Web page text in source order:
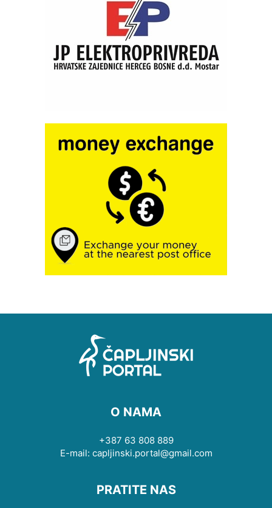
O NAMA
+387 63 808 889
E-mail: capljinski.portal@gmail.com
PRATITE NAS